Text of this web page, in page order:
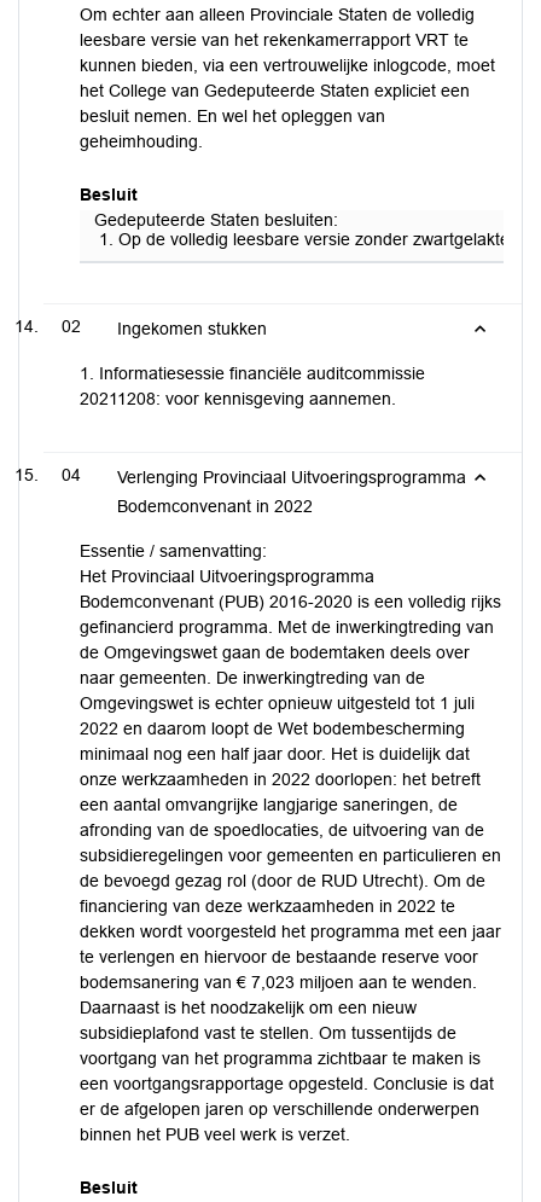
Om echter aan alleen Provinciale Staten de volledig
leesbare versie van het rekenkamerrapport VRT te
kunnen bieden, via een vertrouwelijke inlogcode, moet
het College van Gedeputeerde Staten expliciet een
besluit nemen. En wel het opleggen van
geheimhouding.
Besluit
Gedeputeerde Staten besluiten:
Op de volledig leesbare versie zonder zwartgelakte
02 Ingekomen stukken
1. Informatiesessie financiële auditcommissie
20211208: voor kennisgeving aannemen.
04
Verlenging Provinciaal Uitvoeringsprogramma
Bodemconvenant in 2022
Essentie / samenvatting:
Het Provinciaal Uitvoeringsprogramma
Bodemconvenant (PUB) 2016-2020 is een volledig rijks
gefinancierd programma. Met de inwerkingtreding van
de Omgevingswet gaan de bodemtaken deels over
naar gemeenten. De inwerkingtreding van de
Omgevingswet is echter opnieuw uitgesteld tot 1 juli
2022 en daarom loopt de Wet bodembescherming
minimaal nog een half jaar door. Het is duidelijk dat
onze werkzaamheden in 2022 doorlopen: het betreft
een aantal omvangrijke langjarige saneringen, de
afronding van de spoedlocaties, de uitvoering van de
subsidieregelingen voor gemeenten en particulieren en
de bevoegd gezag rol (door de RUD Utrecht). Om de
financiering van deze werkzaamheden in 2022 te
dekken wordt voorgesteld het programma met een jaar
te verlengen en hiervoor de bestaande reserve voor
bodemsanering van € 7,023 miljoen aan te wenden.
Daarnaast is het noodzakelijk om een nieuw
subsidieplafond vast te stellen. Om tussentijds de
voortgang van het programma zichtbaar te maken is
een voortgangsrapportage opgesteld. Conclusie is dat
er de afgelopen jaren op verschillende onderwerpen
binnen het PUB veel werk is verzet.
Besluit